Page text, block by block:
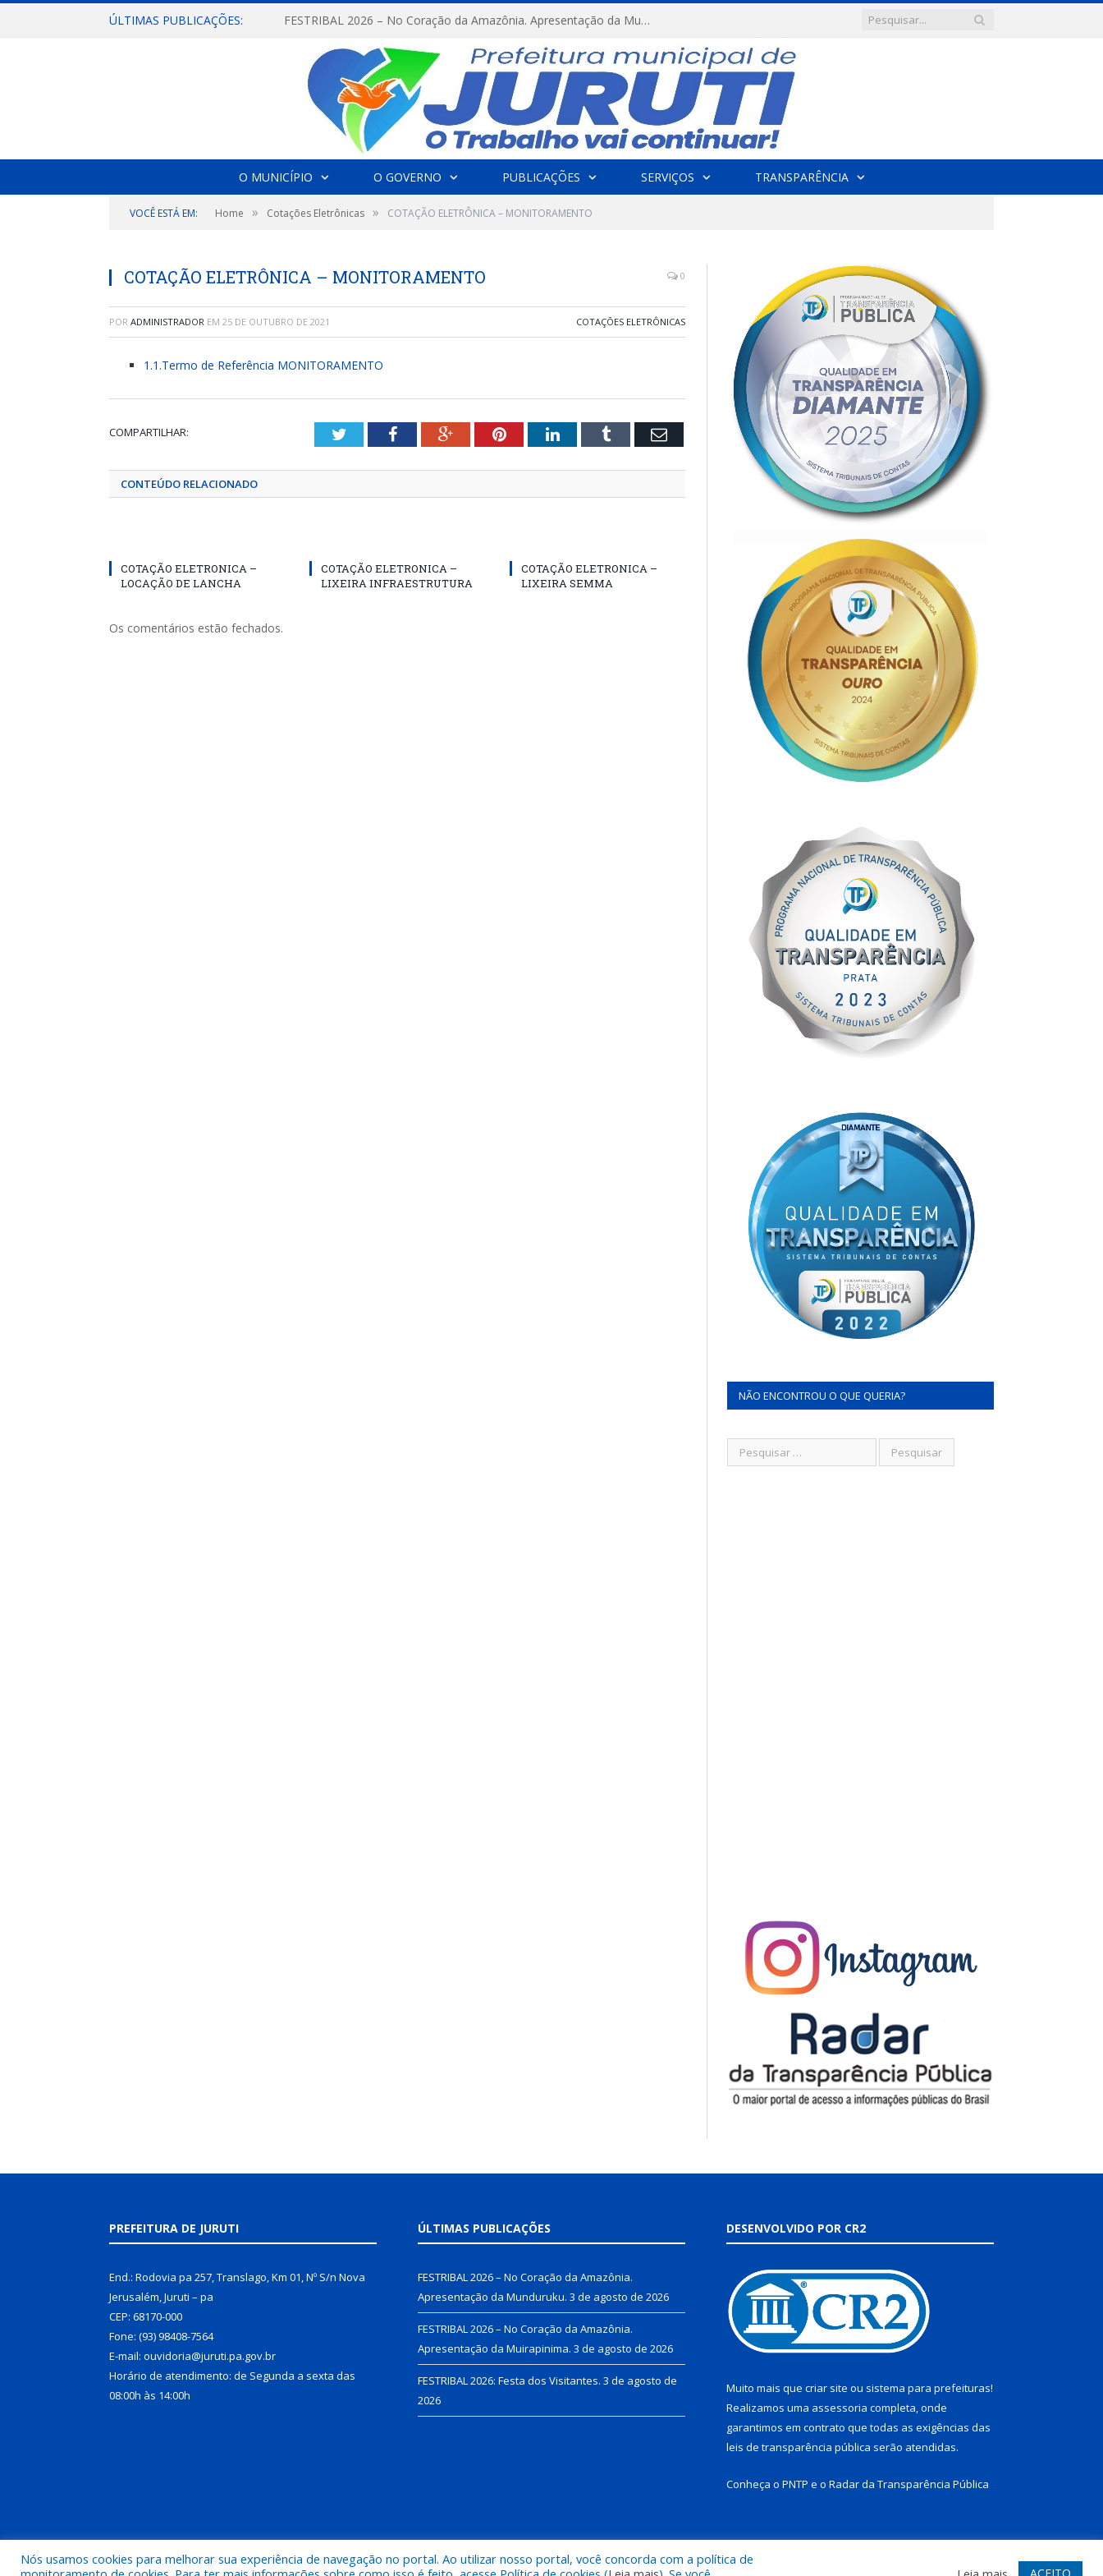
ÚLTIMAS PUBLICAÇÕES: FESTRIBAL 2026 – No Coração da Amazônia. Apresentação da Munduruku.
O MUNICÍPIO O GOVERNO PUBLICAÇÕES SERVIÇOS TRANSPARÊNCIA
VOCÊ ESTÁ EM: Home » Cotações Eletrônicas » COTAÇÃO ELETRÔNICA – MONITORAMENTO
COTAÇÃO ELETRÔNICA – MONITORAMENTO 0
POR ADMINISTRADOR EM 25 DE OUTUBRO DE 2021 COTAÇÕES ELETRÔNICAS
1.1.Termo de Referência MONITORAMENTO
COMPARTILHAR: TwitterFacebookGoogle+PinterestLinkedInTumblr Email
CONTEÚDO RELACIONADO
COTAÇÃO ELETRONICA –
LOCAÇÃO DE LANCHA
COTAÇÃO ELETRONICA –
LIXEIRA INFRAESTRUTURA
COTAÇÃO ELETRONICA –
LIXEIRA SEMMA
Os comentários estão fechados.
NÃO ENCONTROU O QUE QUERIA?
PREFEITURA DE JURUTI
End.: Rodovia pa 257, Translago, Km 01, Nº S/n Nova
Jerusalém, Juruti – pa
CEP: 68170-000
Fone: (93) 98408-7564
E-mail: ouvidoria@juruti.pa.gov.br
Horário de atendimento: de Segunda a sexta das
08:00h às 14:00h
ÚLTIMAS PUBLICAÇÕES
FESTRIBAL 2026 – No Coração da Amazônia.
Apresentação da Munduruku. 3 de agosto de 2026
FESTRIBAL 2026 – No Coração da Amazônia.
Apresentação da Muirapinima. 3 de agosto de 2026
FESTRIBAL 2026: Festa dos Visitantes. 3 de agosto de
2026
DESENVOLVIDO POR CR2
Muito mais que criar site ou sistema para prefeituras!
Realizamos uma assessoria completa, onde
garantimos em contrato que todas as exigências das
leis de transparência pública serão atendidas.
Conheça o PNTP e o Radar da Transparência Pública
Todos os direitos reservados a Prefeitura Municipal de Juruti. Mapa do Site Acessar Webmail
Nós usamos cookies para melhorar sua experiência de navegação no portal. Ao utilizar nosso portal, você concorda com a política de
ACEITO